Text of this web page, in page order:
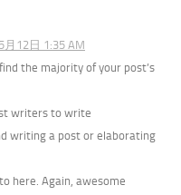
月12日 1:35 AM
the majority of your post’s
writers to write
writing a post or elaborating
here. Again, awesome